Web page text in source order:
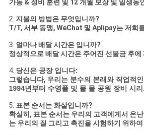
가동 & 정비 훈련 및 12 개월 보장 및 일생동
2. 지불의 방법은 무엇입니까?
T/T, 서부 동맹, WeChat 및 Aplipay는 저희
3. 얼마나 배달 시간은 입니까?
정상적으로 배달 시간은 주어진 선불금 후에
4. 당신은 공장 입니다:
그렇습니다, 우리는 분수의 본래와 직업적
1994년부터 수영풀 및 물 물 공원 장비 시
5. 표본 순서는 화살입니까?
확실히, 표본 순서는 우리의 고객에게서 온
는 우리의 질 그리고 촉진을 시험하기 위하